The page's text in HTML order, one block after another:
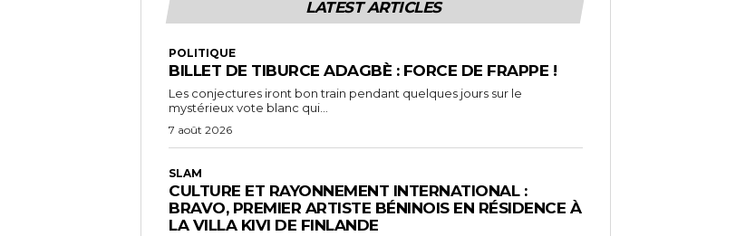
LATEST ARTICLES
POLITIQUE
BILLET DE TIBURCE ADAGBÈ : FORCE DE FRAPPE !
Les conjectures iront bon train pendant quelques jours sur le
mystérieux vote blanc qui...
7 août 2026
SLAM
CULTURE ET RAYONNEMENT INTERNATIONAL :
BRAVO, PREMIER ARTISTE BÉNINOIS EN RÉSIDENCE À
LA VILLA KIVI DE FINLANDE